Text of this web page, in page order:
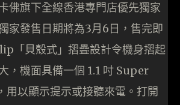
佛旗下全線香港專門店優先獨家
家發售日期將為3月6日，售完即
「貝殼式」摺疊設計令機身摺起
，機面具備一個 1.1 吋 Super
以顯示提示或接聽來電。打開